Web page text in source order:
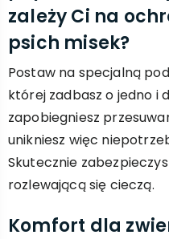
zależy Ci na
psich misek?
Postaw na specjalną
której zadbasz o jedno i
zapobiegniesz
unikniesz więc
Skutecznie
rozlewającą się cieczą.
Komfort dla